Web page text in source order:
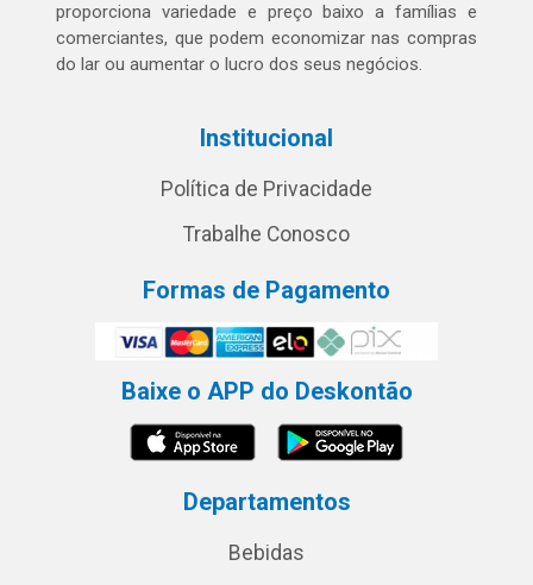
proporciona variedade e preço baixo a famílias e
comerciantes, que podem economizar nas compras
do lar ou aumentar o lucro dos seus negócios.
Institucional
Política de Privacidade
Trabalhe Conosco
Formas de Pagamento
Baixe o APP do Deskontão
Departamentos
Bebidas